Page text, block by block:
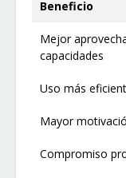
Beneficio
Mejor
capacidades
Uso más
Mayor
Compromiso